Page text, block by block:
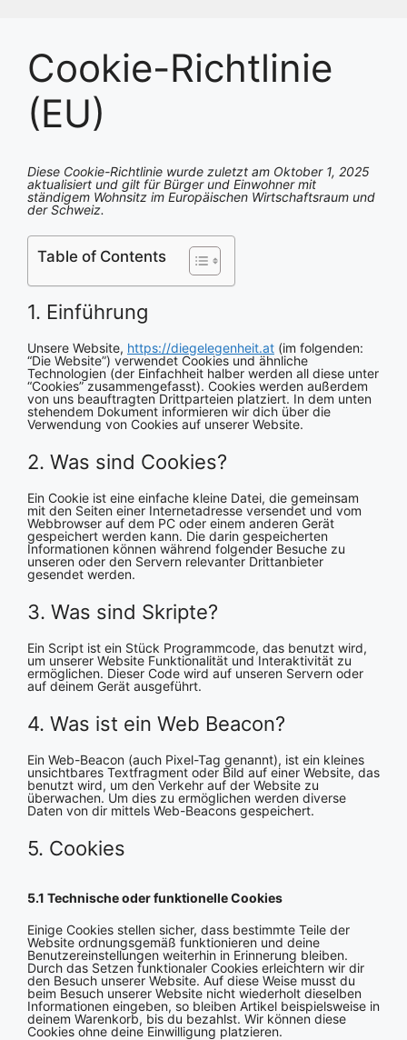
Cookie-Richtlinie
(EU)
Diese Cookie-Richtlinie wurde zuletzt am Oktober 1, 2025
aktualisiert und gilt für Bürger und Einwohner mit
ständigem Wohnsitz im Europäischen Wirtschaftsraum und
der Schweiz.
Table of Contents
1. Einführung
Unsere Website, https://diegelegenheit.at (im folgenden:
“Die Website”) verwendet Cookies und ähnliche
Technologien (der Einfachheit halber werden all diese unter
“Cookies” zusammengefasst). Cookies werden außerdem
von uns beauftragten Drittparteien platziert. In dem unten
stehendem Dokument informieren wir dich über die
Verwendung von Cookies auf unserer Website.
2. Was sind Cookies?
Ein Cookie ist eine einfache kleine Datei, die gemeinsam
mit den Seiten einer Internetadresse versendet und vom
Webbrowser auf dem PC oder einem anderen Gerät
gespeichert werden kann. Die darin gespeicherten
Informationen können während folgender Besuche zu
unseren oder den Servern relevanter Drittanbieter
gesendet werden.
3. Was sind Skripte?
Ein Script ist ein Stück Programmcode, das benutzt wird,
um unserer Website Funktionalität und Interaktivität zu
ermöglichen. Dieser Code wird auf unseren Servern oder
auf deinem Gerät ausgeführt.
4. Was ist ein Web Beacon?
Ein Web-Beacon (auch Pixel-Tag genannt), ist ein kleines
unsichtbares Textfragment oder Bild auf einer Website, das
benutzt wird, um den Verkehr auf der Website zu
überwachen. Um dies zu ermöglichen werden diverse
Daten von dir mittels Web-Beacons gespeichert.
5. Cookies
5.1 Technische oder funktionelle Cookies
Einige Cookies stellen sicher, dass bestimmte Teile der
Website ordnungsgemäß funktionieren und deine
Benutzereinstellungen weiterhin in Erinnerung bleiben.
Durch das Setzen funktionaler Cookies erleichtern wir dir
den Besuch unserer Website. Auf diese Weise musst du
beim Besuch unserer Website nicht wiederholt dieselben
Informationen eingeben, so bleiben Artikel beispielsweise in
deinem Warenkorb, bis du bezahlst. Wir können diese
Cookies ohne deine Einwilligung platzieren.